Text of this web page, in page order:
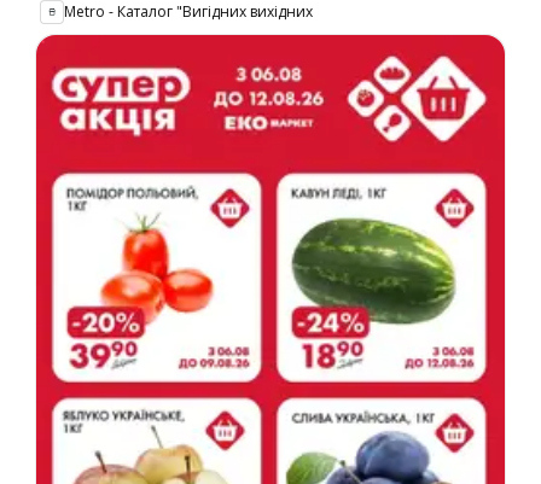
Metro - Каталог "Вигідних вихідних